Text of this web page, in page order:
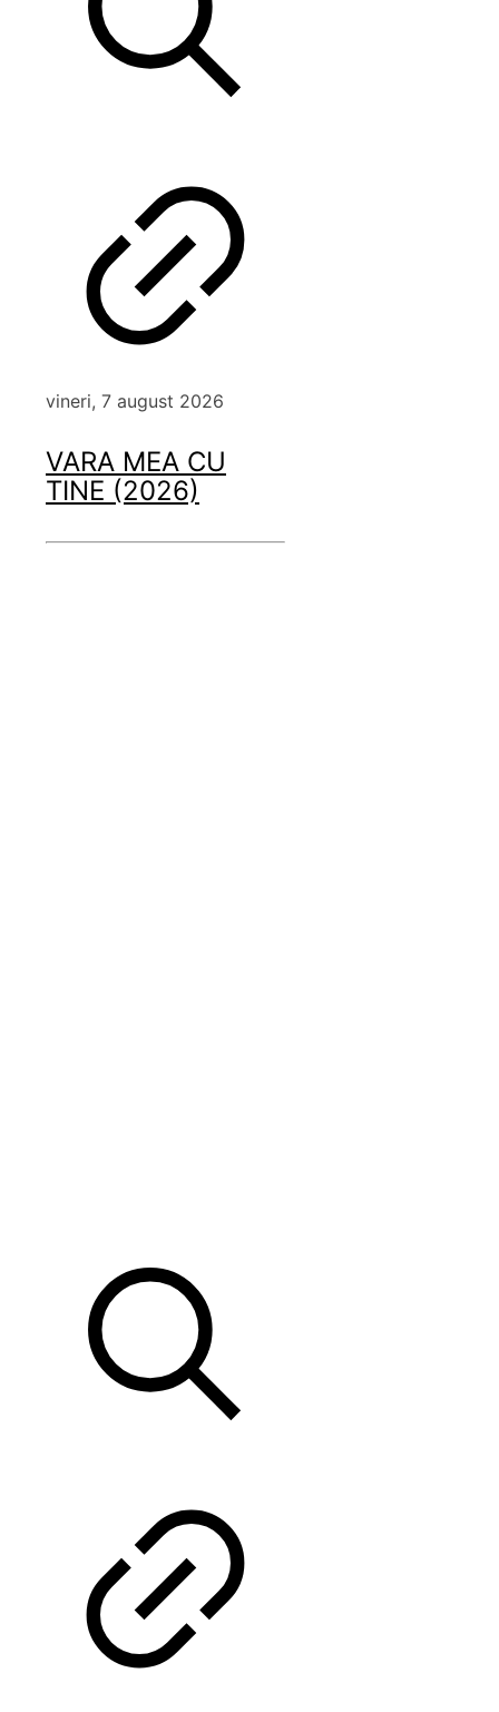
vineri, 7 august 2026
VARA MEA CU
TINE (2026)